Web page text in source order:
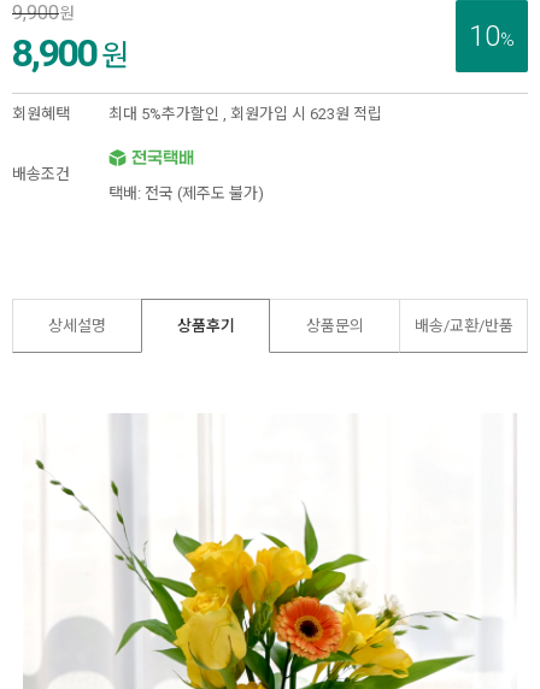
10%
9,900원
8,900원
회원혜택 최대 5%추가할인 , 회원가입 시 623원 적립
배송조건
택배: 전국 (제주도 불가)
상세설명 상품후기 상품문의 배송/교환/반품